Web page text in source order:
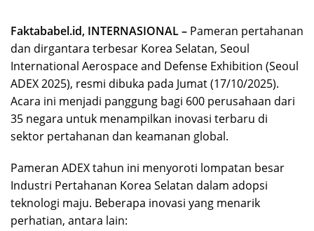
Faktababel.id, INTERNASIONAL – Pameran pertahanan
dan dirgantara terbesar Korea Selatan, Seoul
International Aerospace and Defense Exhibition (Seoul
ADEX 2025), resmi dibuka pada Jumat (17/10/2025).
Acara ini menjadi panggung bagi 600 perusahaan dari
35 negara untuk menampilkan inovasi terbaru di
sektor pertahanan dan keamanan global.
Pameran ADEX tahun ini menyoroti lompatan besar
Industri Pertahanan Korea Selatan dalam adopsi
teknologi maju. Beberapa inovasi yang menarik
perhatian, antara lain: